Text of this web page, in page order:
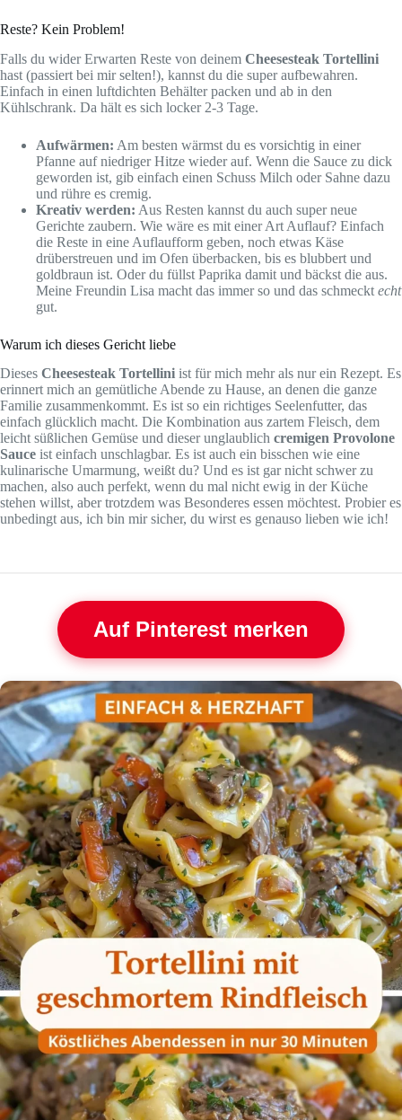
Reste? Kein Problem!
Falls du wider Erwarten Reste von deinem Cheesesteak Tortellini
hast (passiert bei mir selten!), kannst du die super aufbewahren.
Einfach in einen luftdichten Behälter packen und ab in den
Kühlschrank. Da hält es sich locker 2-3 Tage.
Aufwärmen: Am besten wärmst du es vorsichtig in einer
Pfanne auf niedriger Hitze wieder auf. Wenn die Sauce zu dick
geworden ist, gib einfach einen Schuss Milch oder Sahne dazu
und rühre es cremig.
Kreativ werden: Aus Resten kannst du auch super neue
Gerichte zaubern. Wie wäre es mit einer Art Auflauf? Einfach
die Reste in eine Auflaufform geben, noch etwas Käse
drüberstreuen und im Ofen überbacken, bis es blubbert und
goldbraun ist. Oder du füllst Paprika damit und bäckst die aus.
Meine Freundin Lisa macht das immer so und das schmeckt echt
gut.
Warum ich dieses Gericht liebe
Dieses Cheesesteak Tortellini ist für mich mehr als nur ein Rezept. Es
erinnert mich an gemütliche Abende zu Hause, an denen die ganze
Familie zusammenkommt. Es ist so ein richtiges Seelenfutter, das
einfach glücklich macht. Die Kombination aus zartem Fleisch, dem
leicht süßlichen Gemüse und dieser unglaublich cremigen Provolone
Sauce ist einfach unschlagbar. Es ist auch ein bisschen wie eine
kulinarische Umarmung, weißt du? Und es ist gar nicht schwer zu
machen, also auch perfekt, wenn du mal nicht ewig in der Küche
stehen willst, aber trotzdem was Besonderes essen möchtest. Probier es
unbedingt aus, ich bin mir sicher, du wirst es genauso lieben wie ich!
Auf Pinterest merken